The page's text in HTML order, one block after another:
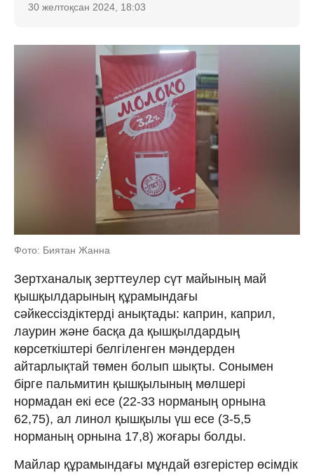
30 желтоқсан 2024, 18:03
Фото: Биятан Жанна
Зертханалық зерттеулер сүт майының май
қышқылдарының құрамындағы
сәйкессіздіктерді анықтады: каприн, каприл,
лаурин және басқа да қышқылдардың
көрсеткіштері белгіленген мәндерден
айтарлықтай төмен болып шықты. Сонымен
бірге пальмитин қышқылының мөлшері
нормадан екі есе (22-33 норманың орнына
62,75), ал линол қышқылы үш есе (3-5,5
норманың орнына 17,8) жоғары болды.
Майлар құрамындағы мұндай өзгерістер өсімдік